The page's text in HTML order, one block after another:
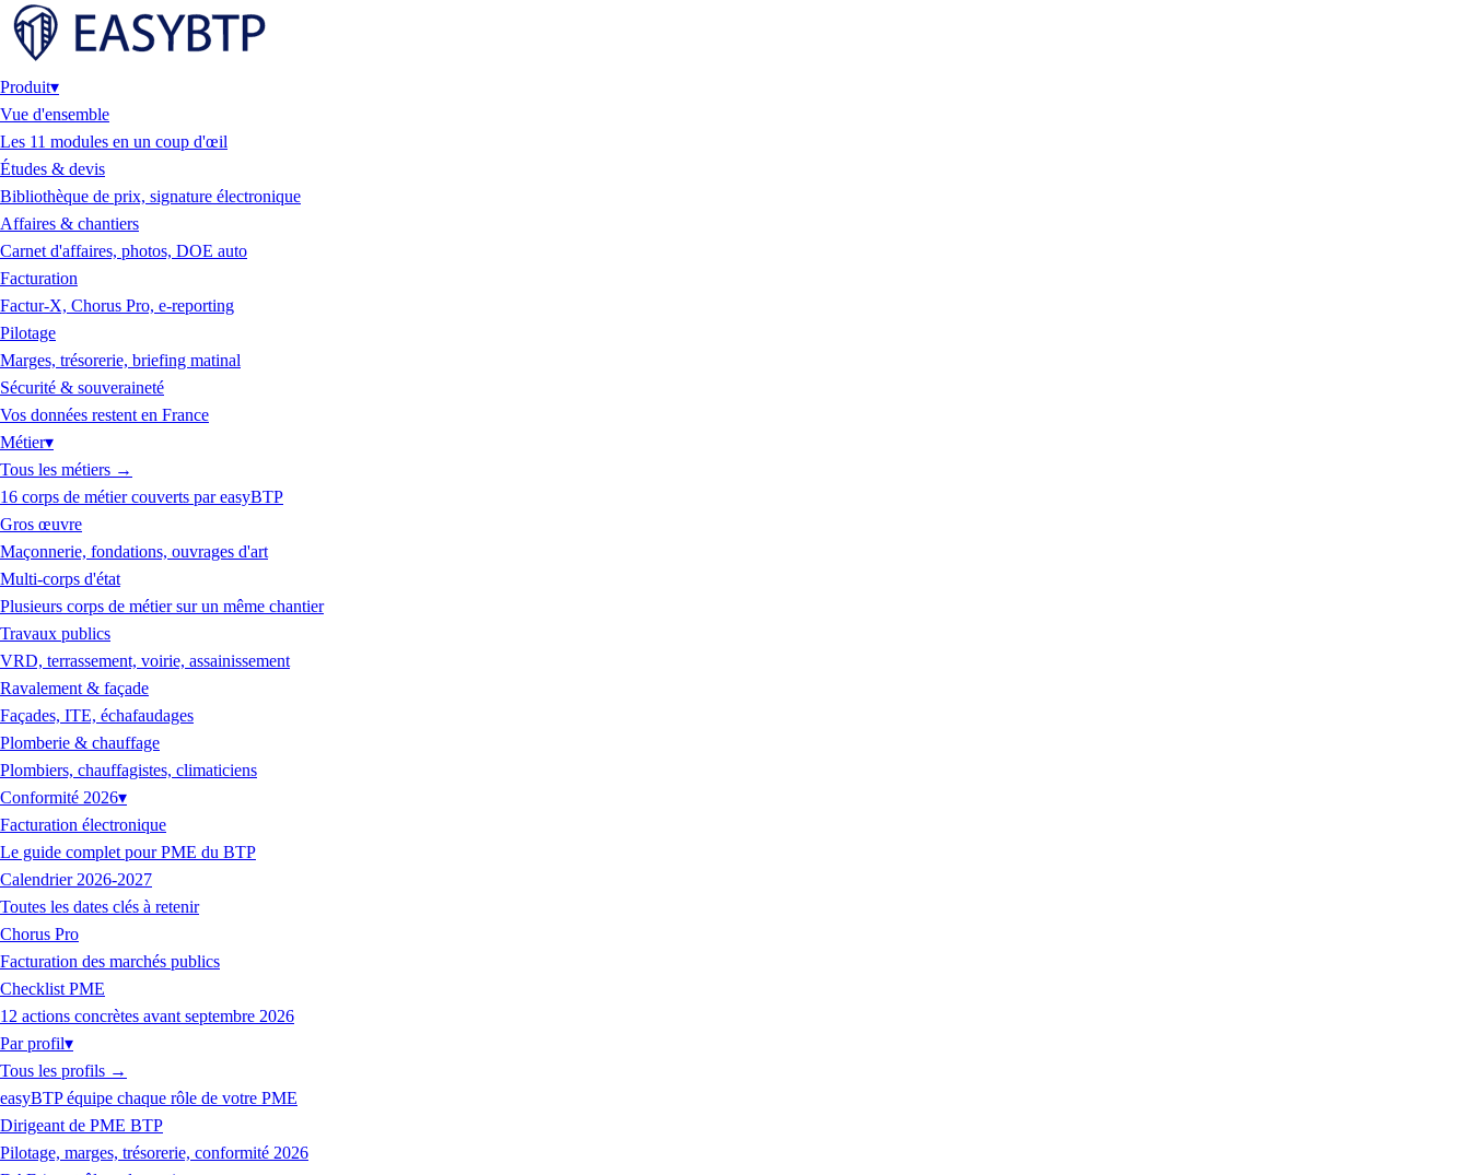
Produit▾
Vue d'ensemble
Les 11 modules en un coup d'œil
Études & devis
Bibliothèque de prix, signature électronique
Affaires & chantiers
Carnet d'affaires, photos, DOE auto
Facturation
Factur-X, Chorus Pro, e-reporting
Pilotage
Marges, trésorerie, briefing matinal
Sécurité & souveraineté
Vos données restent en France
Métier▾
Tous les métiers →
16 corps de métier couverts par easyBTP
Gros œuvre
Maçonnerie, fondations, ouvrages d'art
Multi-corps d'état
Plusieurs corps de métier sur un même chantier
Travaux publics
VRD, terrassement, voirie, assainissement
Ravalement & façade
Façades, ITE, échafaudages
Plomberie & chauffage
Plombiers, chauffagistes, climaticiens
Conformité 2026▾
Facturation électronique
Le guide complet pour PME du BTP
Calendrier 2026-2027
Toutes les dates clés à retenir
Chorus Pro
Facturation des marchés publics
Checklist PME
12 actions concrètes avant septembre 2026
Par profil▾
Tous les profils →
easyBTP équipe chaque rôle de votre PME
Dirigeant de PME BTP
Pilotage, marges, trésorerie, conformité 2026